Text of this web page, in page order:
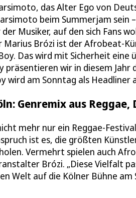
das Alter Ego von
beim Summerjam sein
Musiker, auf den sich Fans
Brózi ist der Afrobeat-
Das wird mit Sicherheit eine
wir in diesem
wird am Sonntag als Headliner
Genremix aus
mehr nur ein Reggae-
ist es, die größten
Vermehrt spielen auch
Brózi. „Diese Vielfalt
Welt auf die Kölner Bühne